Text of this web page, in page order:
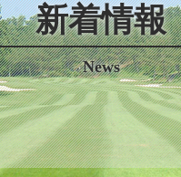
新着情報
News